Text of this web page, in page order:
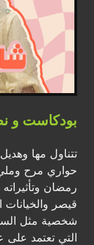
بودكاست و
تتناول مها
حواري مرح
رمضان
قيصر
شخصية مثل
التي تعتمد على